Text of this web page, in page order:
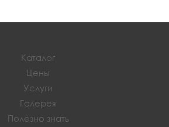
Каталог
Цены
Услуги
Галерея
Полезно знать